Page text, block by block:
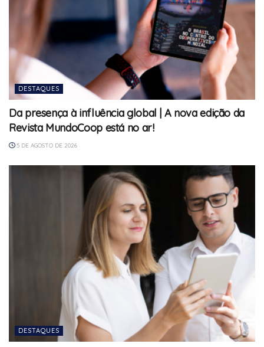
DESTAQUES
Da presença à influência global | A nova edição da
Revista MundoCoop está no ar!
5 DE AGOSTO DE 2026
DESTAQUES